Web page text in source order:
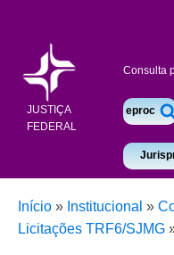
JUSTIÇA
FEDERAL
Consulta
eproc
Início » Institucional »
Licitações TRF6/SJMG